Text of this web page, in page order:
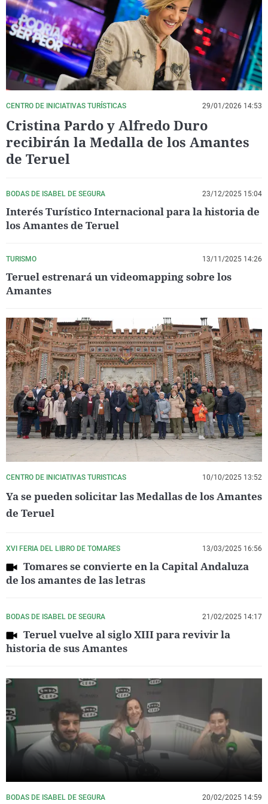
La rosa de los vientos
Gente viajera
Como el perro y el
Caso
Retornados
Equipo de
Operación Viuda
Extremadura
Galicia
La Rioja
Navarra
País Vasco
Virales
Televisión
Elecciones
CENTRO DE INICIATIVAS TURÍSTICAS 29/01/2026 14:53
Cristina Pardo y Alfredo Duro
recibirán la Medalla de los Amantes
de Teruel
BODAS DE ISABEL DE SEGURA 23/12/2025 15:04
Interés Turístico Internacional para la historia de
los Amantes de Teruel
TURISMO 13/11/2025 14:26
Teruel estrenará un videomapping sobre los
Amantes
CENTRO DE INICIATIVAS TURISTICAS 10/10/2025 13:52
Ya se pueden solicitar las Medallas de los Amantes
de Teruel
XVI FERIA DEL LIBRO DE TOMARES 13/03/2025 16:56
Tomares se convierte en la Capital Andaluza
de los amantes de las letras
BODAS DE ISABEL DE SEGURA 21/02/2025 14:17
Teruel vuelve al siglo XIII para revivir la
historia de sus Amantes
BODAS DE ISABEL DE SEGURA 20/02/2025 14:59